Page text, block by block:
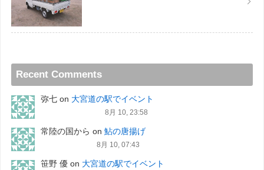
Recent Comments
弥七on 大宮道の駅でイベント
8月 10, 23:58
常陸の国から on 鮎の唐揚げ
8月 10, 07:43
笹野 優on 大宮道の駅でイベント